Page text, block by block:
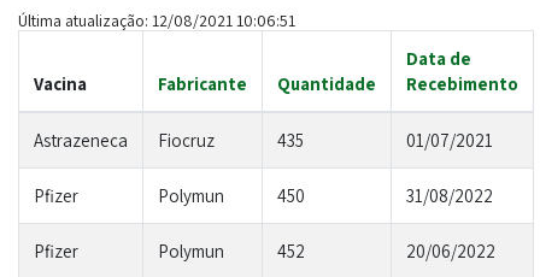
Última atualização: 12/08/2021 10:06:51
Vacina Fabricante Quantidade
Data de
Recebimento
Astrazeneca Fiocruz 435 01/07/2021
Pfizer Polymun 450 31/08/2022
Pfizer Polymun 452 20/06/2022